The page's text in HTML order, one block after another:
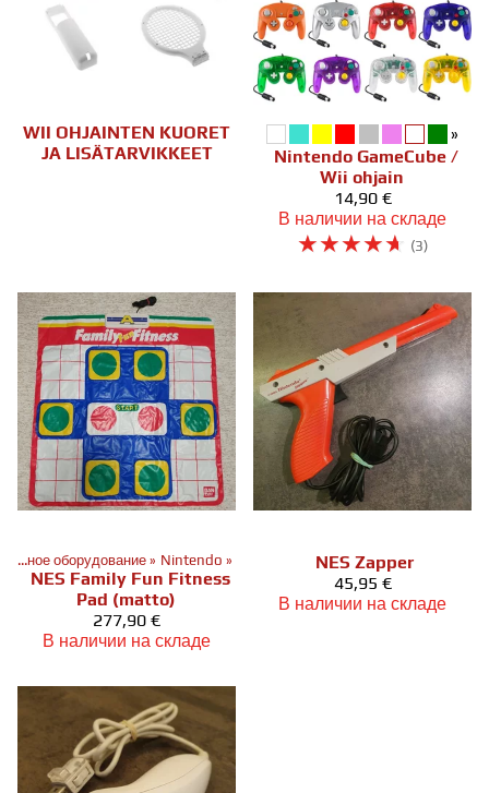
WII OHJAINTEN KUORET
JA LISÄTARVIKKEET
»
Nintendo GameCube /
Wii ohjain
14,90 €
В наличии на складе
☆☆☆☆☆ (3)
Дополнительное оборудование ‪» Nintendo ‪»
NES Family Fun Fitness
Pad (matto)
277,90 €
В наличии на складе
NES Zapper
45,95 €
В наличии на складе